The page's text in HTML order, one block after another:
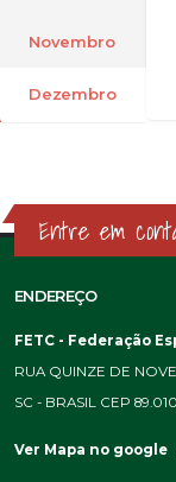
Novembro
Dezembro
Entre em
ENDEREÇO
FETC - Federação
RUA QUINZE DE
SC - BRASIL CEP
Ver Mapa no google